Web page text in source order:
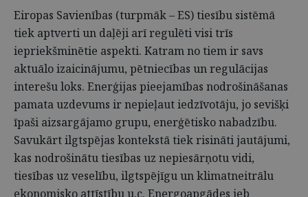
Eiropas Savienības (turpmāk – ES) tiesību sistēmā
tiek aptverti un daļēji arī regulēti visi trīs
iepriekšminētie aspekti. Katram no tiem ir savs
aktuālo izaicinājumu, pētniecības un regulācijas
interešu loks. Enerģijas pieejamības nodrošināšanas
pamata uzdevums ir nepieļaut iedzīvotāju, jo sevišķi
īpaši aizsargājamo grupu, enerģētisko nabadzību.
Savukārt ilgtspējas kontekstā tiek risināti jautājumi,
kas nodrošinātu tiesības uz nepiesārņotu vidi,
tiesības uz veselību, ilgtspējīgu un klimatneitrālu
ekonomisko attīstību u.c. Energoapgādes jeb